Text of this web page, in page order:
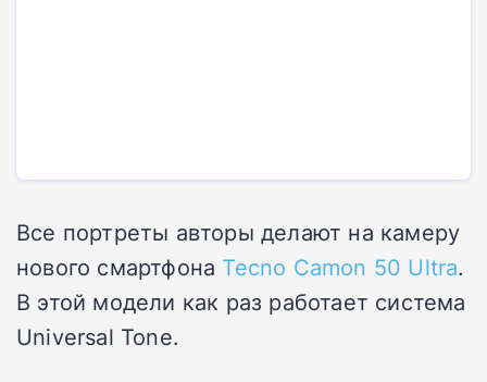
Все портреты авторы делают на камеру
нового смартфона Tecno Camon 50 Ultra.
В этой модели как раз работает система
Universal Tone.